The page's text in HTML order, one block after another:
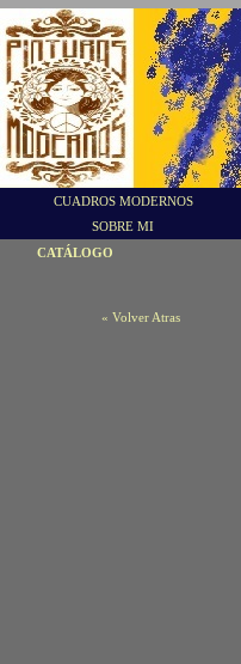
CUADROS MODERNOS
SOBRE MI
CATÁLOGO
« Volver Atras